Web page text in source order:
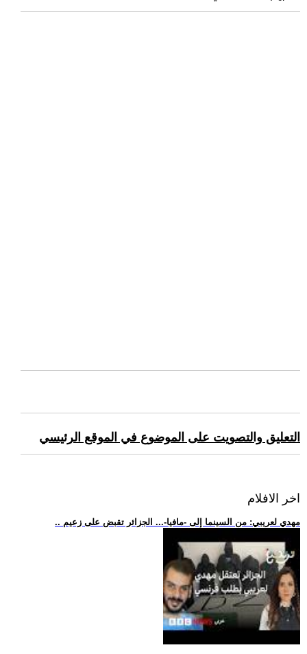
التعليق والتصويت على الموضوع في الموقع الرئيسي
اخر الافلام
.. مهدي لعريبي: من السينما إلى -مافيا-... الجزائر تقبض على زعيم